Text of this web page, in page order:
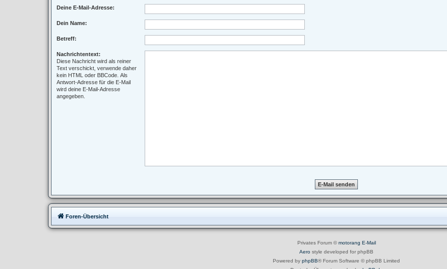
Deine E-Mail-Adresse:
Dein Name:
Betreff:
Nachrichtentext:
Diese Nachricht wird als reiner
Text verschickt, verwende daher
kein HTML oder BBCode. Als
Antwort-Adresse für die E-Mail
wird deine E-Mail-Adresse
angegeben.
Foren-Übersicht
Privates Forum ©motorang E-Mail
Aero style developed for phpBB
Powered by phpBB® Forum Software © phpBB Limited